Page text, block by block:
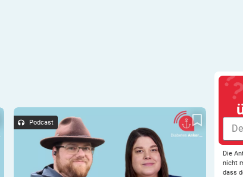
Diabetes-Anker-Podcast – Höhen & Tiefen: Was
die Diagnose Doppel-Diabetes bedeutet – im
Gespräch mit Katharina und Daniel
Podcast
Die
nicht
dass